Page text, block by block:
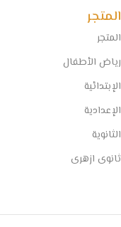
المتجر
المتجر
رياض الأطفال
الإبتدائية
الإعدادية
الثانوية
ثانوى ازهرى